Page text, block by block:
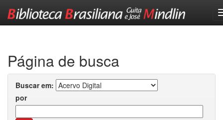
Página de busca
Buscar em:
por